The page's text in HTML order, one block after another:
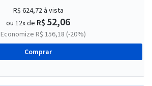
R$ 624,72à vista
ou 12x de R$ 52,06
Economize R$ 156,18 (-20%)
Comprar